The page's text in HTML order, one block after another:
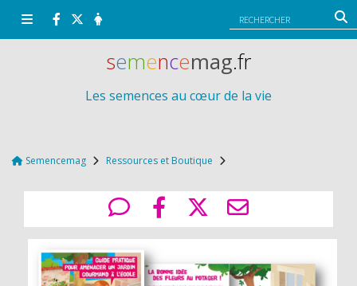
Semencemag Ressources et Boutique
semencemag.fr
Les semences au cœur de la vie
Panneau de gestion des cookies